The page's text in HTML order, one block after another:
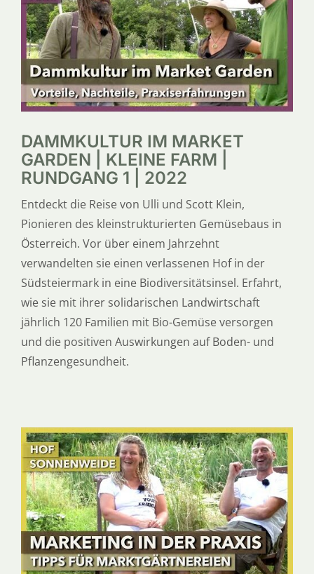
SERVICE
ÜBER UNS
DAMMKULTUR IM MARKET
GARDEN | KLEINE FARM |
RUNDGANG 1 | 2022
Entdeckt die Reise von Ulli und Scott Klein,
Pionieren des kleinstrukturierten Gemüsebaus in
Österreich. Vor über einem Jahrzehnt
verwandelten sie einen verlassenen Hof in der
Südsteiermark in eine Biodiversitätsinsel. Erfahrt,
wie sie mit ihrer solidarischen Landwirtschaft
jährlich 120 Familien mit Bio-Gemüse versorgen
und die positiven Auswirkungen auf Boden- und
Pflanzengesundheit.